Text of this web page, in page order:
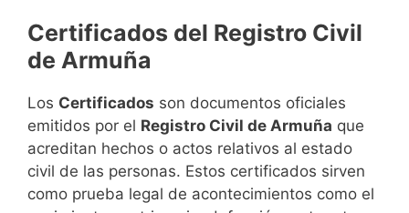
Certificados del Registro Civil
de Armuña
Los Certificados son documentos oficiales
emitidos por el Registro Civil de Armuña que
acreditan hechos o actos relativos al estado
civil de las personas. Estos certificados sirven
como prueba legal de acontecimientos como el